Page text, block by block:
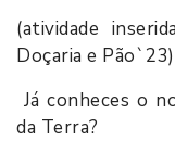
(atividade
Doçaria e Pão`23)
Já conheces o
da Terra?